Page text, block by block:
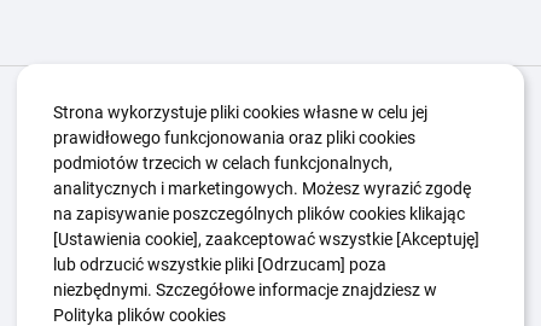
Igrzyska Paralimpijskie O nas
Kwalifikacje ZSK
Kluby Aktualności
Edukacja
Guttmanny Kontakt
Polityka Ochrony Dzieci
Sygnaliści
Polityka plików cookie
Strona wykorzystuje pliki cookies własne w celu jej
prawidłowego funkcjonowania oraz pliki cookies
podmiotów trzecich w celach funkcjonalnych,
analitycznych i marketingowych. Możesz wyrazić zgodę
na zapisywanie poszczególnych plików cookies klikając
[Ustawienia cookie], zaakceptować wszystkie [Akceptuję]
lub odrzucić wszystkie pliki [Odrzucam] poza
niezbędnymi. Szczegółowe informacje znajdziesz w
Polityka plików cookies